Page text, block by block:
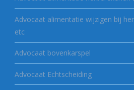
Advocaat alimentatie wijzigen bij
etc
Advocaat bovenkarspel
Advocaat Echtscheiding